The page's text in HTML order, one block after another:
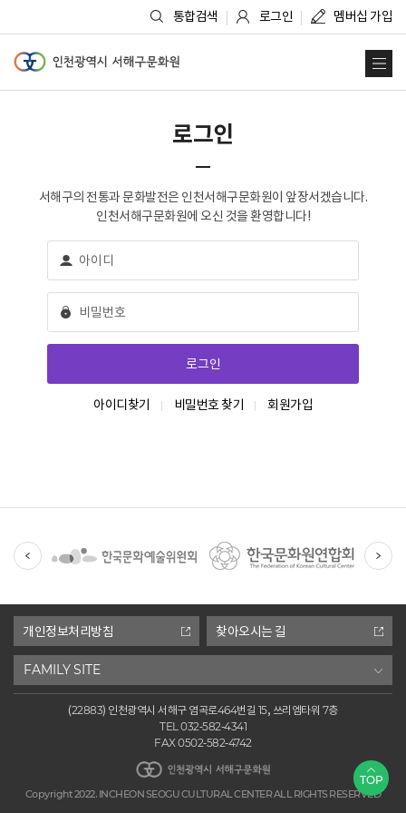
통합검색 로그인 멤버십 가입
로그인
서해구의 전통과 문화발전은 인천서해구문화원이 앞장서겠습니다.
인천서해구문화원에 오신 것을 환영합니다!
아이디찾기 비밀번호 찾기 회원가입
기
개인정보처리방침 찾아오시는 길
FAMILY SITE
(22883) 인천광역시 서해구 염곡로464번길 15, 쓰리엠타워 7층
TEL 032-582-4341
FAX 0502-582-4742
인천광역시 서해구문화원
Copyright 2022. INCHEON SEOGU CULTURAL CENTER ALL RIGHTS RESERVED
TOP